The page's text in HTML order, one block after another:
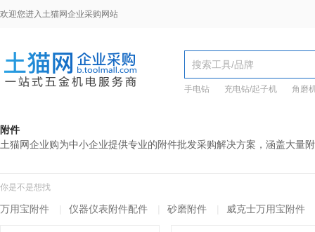
欢迎您进入土猫网企业采购网站
手电钻 充电钻/起子机 角磨
附件
土猫网企业购为中小企业提供专业的附件批发采购解决方案，涵盖大量
你是不是想找
万用宝附件 仪器仪表附件配件 砂磨附件 威克士万用宝附件